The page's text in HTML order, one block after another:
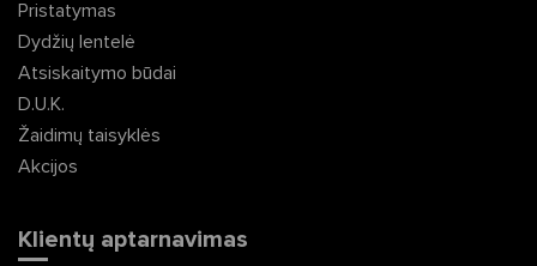
Pristatymas
Dydžių lentelė
Atsiskaitymo būdai
D.U.K.
Žaidimų taisyklės
Akcijos
Klientų aptarnavimas